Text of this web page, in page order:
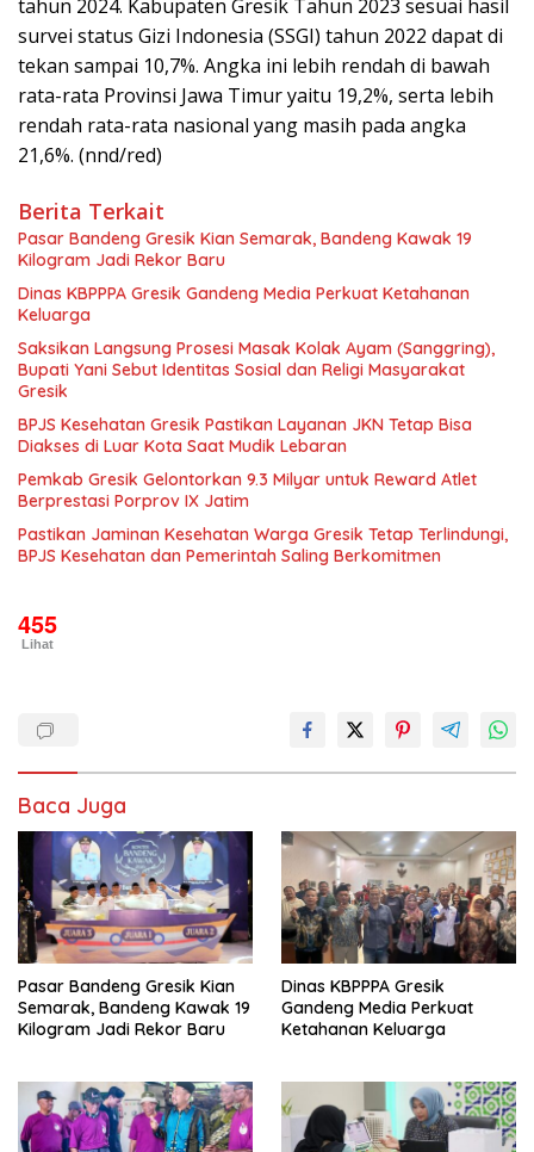
tahun 2024. Kabupaten Gresik Tahun 2023 sesuai hasil
survei status Gizi Indonesia (SSGI) tahun 2022 dapat di
tekan sampai 10,7%. Angka ini lebih rendah di bawah
rata-rata Provinsi Jawa Timur yaitu 19,2%, serta lebih
rendah rata-rata nasional yang masih pada angka
21,6%. (nnd/red)
Berita Terkait
Pasar Bandeng Gresik Kian Semarak, Bandeng Kawak 19
Kilogram Jadi Rekor Baru
Dinas KBPPPA Gresik Gandeng Media Perkuat Ketahanan
Keluarga
Saksikan Langsung Prosesi Masak Kolak Ayam (Sanggring),
Bupati Yani Sebut Identitas Sosial dan Religi Masyarakat
Gresik
BPJS Kesehatan Gresik Pastikan Layanan JKN Tetap Bisa
Diakses di Luar Kota Saat Mudik Lebaran
Pemkab Gresik Gelontorkan 9.3 Milyar untuk Reward Atlet
Berprestasi Porprov IX Jatim
Pastikan Jaminan Kesehatan Warga Gresik Tetap Terlindungi,
BPJS Kesehatan dan Pemerintah Saling Berkomitmen
455
Lihat
Baca Juga
Pasar Bandeng Gresik Kian
Semarak, Bandeng Kawak 19
Kilogram Jadi Rekor Baru
Dinas KBPPPA Gresik
Gandeng Media Perkuat
Ketahanan Keluarga